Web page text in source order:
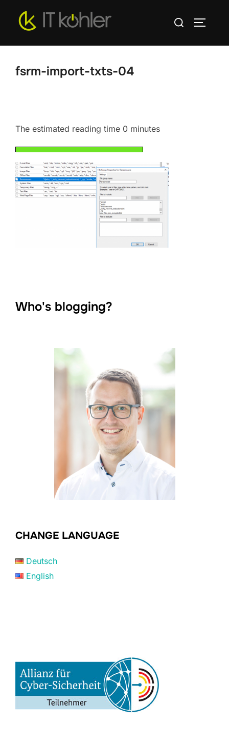
Inhalt
Suchen
fsrm-import-txts-04
The estimated reading time 0 minutes
Who's blogging?
CHANGE LANGUAGE
Deutsch
English